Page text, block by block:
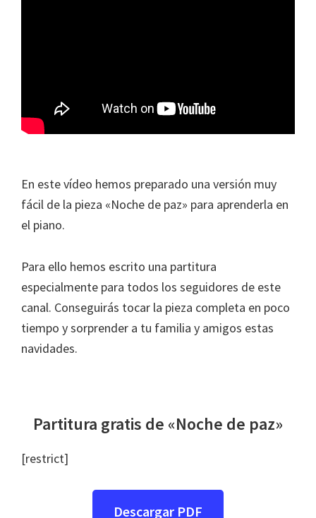
En este vídeo hemos preparado una versión muy
fácil de la pieza «Noche de paz» para aprenderla en
el piano.
Para ello hemos escrito una partitura
especialmente para todos los seguidores de este
canal. Conseguirás tocar la pieza completa en poco
tiempo y sorprender a tu familia y amigos estas
navidades.
Partitura gratis de «Noche de paz»
[restrict]
Descargar PDF